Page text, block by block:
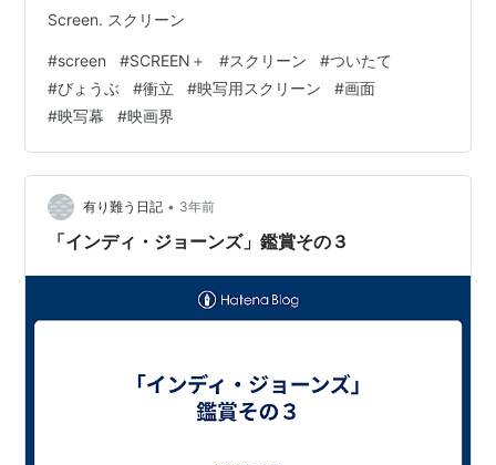
Screen. スクリーン
#screen #SCREEN＋ #スクリーン #ついたて
#びょうぶ #衝立 #映写用スクリーン #画面
#映写幕 #映画界
有り難う日記 • 3年前
「インディ・ジョーンズ」鑑賞その３